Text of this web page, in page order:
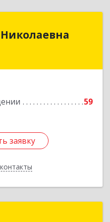
59
заявку
ул. Ленина, д. 242,
заявку